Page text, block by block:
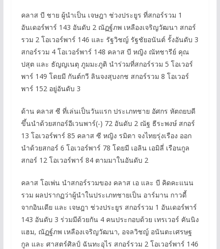
คลาส บี ชาย ผู้นำเป็น เจษฎา ช่วงประยูร ที่สกอร์รวม 1
อันเดอร์พาร์ 143 อันดับ 2 ณัฏฐ์ภพ เหลืองเจริญวัฒนา สกอร์
รวม 2 โอเวอร์พาร์ 146 และ รัฐวิชญ์ รัฐชัยอนันต์ รั้งอันดับ 3
สกอร์รวม 4 โอเวอร์พาร์ 148 คลาส บี หญิง ณัทชารีย์ คุณ
ปสุต และ ธัญญเนตุ ภูมมะภูติ นำร่วมที่สกอร์รวม 5 โอเวอร์
พาร์ 149 โดยมี กันต์กวี ลินจงสุบงกช สกอร์รวม 8 โอเวอร์
พาร์ 152 อยู่อันดับ 3
ด้าน คลาส ซี ที่เล่นเป็นวันแรก ประเภทชาย อัศกร หัตถยบดี
ขึ้นนำด้วยสกอร์อีเวนพาร์(-) 72 อันดับ 2 ณัฐ ธีระพงษ์ สกอร์
13 โอเวอร์พาร์ 85 คลาส ซี หญิง รมิตา จงไทยรุ่งเรือง ออก
นำด้วยสกอร์ 6 โอเวอร์พาร์ 78 โดยมี เอลิน เอมิลี่ เรือนกูล
สกอร์ 12 โอเวอร์พาร์ 84 ตามมาในอันดับ 2
คลาส โอเพ่น นำสกอร์รวมของ คลาส เอ และ บี คิดคะแนน
รวม ผลปรากฏว่าผู้นำในประเภทชายเป็น อาร์มาน กาวดี้
จากอินเดีย และ เจษฎา ช่วงประยูร สกอร์รวม 1 อันเดอร์พาร์
143 อันดับ 3 ร่วมมีด้วยกัน 4 คนประกอบด้วย เทรเวอร์ คันนิง
แฮม, ณัฏฐ์ภพ เหลืองเจริญวัฒนา, อจลวิชญ์ อนันตะเศรษฐ
กูล และ ศาสตร์ศิลป์ ฉันทะอุไร สกอร์รวม 2 โอเวอร์พาร์ 146